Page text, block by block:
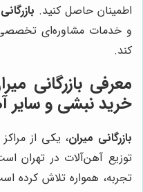
اطمینان حاصل کنید.
و خدمات مشاوره‌ای
کند.
معرفی بازرگانی
خرید نبشی و سایر
بازرگانی میران، یکی از
توزیع آهن‌آلات در تهران
تجربه، همواره تلاش کرده